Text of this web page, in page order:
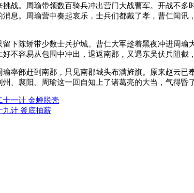
战。周瑜带领数百骑兵冲出营门大战曹军。开战不
息。周瑜营中奏起哀乐，士兵们都戴了孝，曹仁闻
下陈矫带少数士兵护城。曹仁大军趁着黑夜冲进周
不容易从包围中冲出，退返南郡，又遇东吴伏兵阻截
率部赶到南郡，只见南郡城头布满旌旗。原来赵云
、襄阳。周瑜这一回自知上了诸葛亮的大当，气得昏
十一计 金蝉脱壳
九计 釜底抽薪